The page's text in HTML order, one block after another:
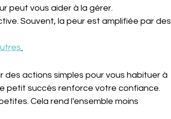
peut vous aider à la gérer.
Souvent, la peur est amplifiée par des
des actions simples pour vous habituer à
petit succès renforce votre confiance.
Cela rend l'ensemble moins